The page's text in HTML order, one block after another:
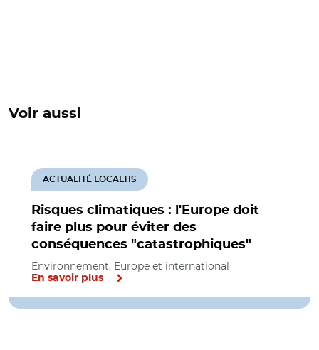
Voir aussi
Risques climatiques : l'Europe doit
faire plus pour éviter des
conséquences "catastrophiques"
ACTUALITÉ LOCALTIS
Environnement, Europe et international
En savoir plus